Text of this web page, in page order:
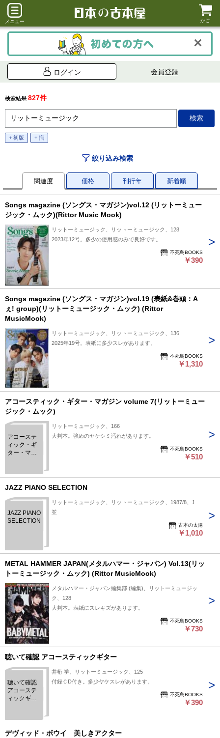
メニュー かご
ログイン 会員登録
検索結果 827件
+ 初版 + 揃
絞り込み検索
関連度 価格 刊行年 新着順
Songs magazine (ソングス・マガジン)vol.12 (リットーミュー
ジック・ムック)(Rittor Music Mook)
リットーミュージック、リットーミュージック、128
2023年12号。多少の使用感のみで良好です。
不死鳥BOOKS
￥390
Songs magazine (ソングス・マガジン)vol.19 (表紙&巻頭：A
ぇ! group)(リットーミュージック・ムック) (Rittor
MusicMook)
リットーミュージック、リットーミュージック、136
2025年19号。表紙に多少スレがあります。
不死鳥BOOKS
￥1,310
アコースティック・ギター・マガジン volume 7(リットーミュー
ジック・ムック)
アコーステ
ィック・ギ
ター・マガ
ミュージッ
ク・ムック)
リットーミュージック、166
大判本。強めのヤケシミ汚れがあります。
不死鳥BOOKS
￥510
JAZZ PIANO SELECTION
JAZZ PIANO
SELECTION
リットーミュージック、リットーミュージック、1987/8、1
並
古本の太陽
￥1,010
METAL HAMMER JAPAN(メタルハマー・ジャパン) Vol.13(リッ
トーミュージック・ムック) (Rittor MusicMook)
メタルハマー・ジャパン編集部 (編集)、リットーミュージッ
ク、128
大判本。表紙にスレキズがあります。
不死鳥BOOKS
￥730
聴いて確認 アコースティックギター
聴いて確認
アコーステ
ィックギタ
井桁 学、リットーミュージック、125
付録ＣD付き。多少ヤケスレがあります。
不死鳥BOOKS
￥390
デヴィッド・ボウイ 美しきアクター